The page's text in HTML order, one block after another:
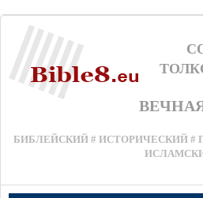
БИБЛЕЙСКИЙ # ИСТОРИЧЕСКИЙ #